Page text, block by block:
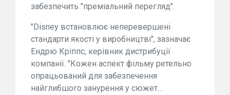
забезпечить "преміальний перегляд".
"Disney встановлює неперевершені
стандарти якості у виробництві", зазначає
Ендрю Кріппс, керівник дистрибуції
компанії. "Кожен аспект фільму ретельно
опрацьований для забезпечення
найглибшого занурення у сюжет...